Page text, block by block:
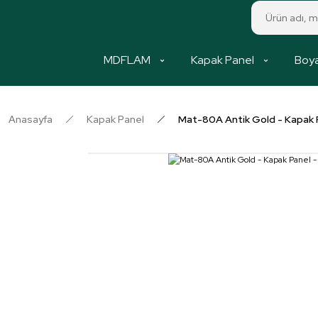
MDFLAM Kapak Panel
Anasayfa Kapak Panel Mat-80A Antik Gold - Kapak